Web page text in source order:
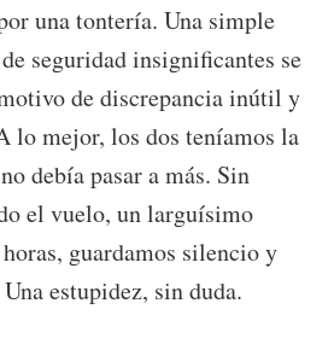
una tontería. Una simple
seguridad insignificantes se
de discrepancia inútil y
lo mejor, los dos teníamos la
debía pasar a más. Sin
el vuelo, un larguísimo
guardamos silencio y
estupidez, sin duda.